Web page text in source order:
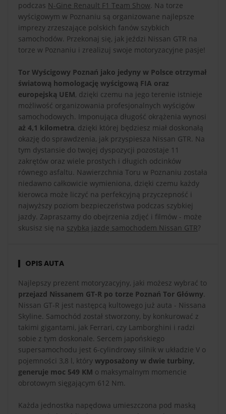
podczas N-Gine Renault F1 Team Show. Na torze
wyścigowym w Poznaniu są organizowane najlepsze
imprezy zrzeszające polskich fanów szybkich
samochodów. Przekonaj się, jak jeździ Nissan GTR na
torze w Poznaniu i zrealizuj swoje motoryzacyjne pasje!
Tor Wyścigowy Poznań jako jedyny w Polsce otrzymał
światową homologację wyścigową FIA oraz
europejską UEM, dzięki czemu na jego terenie istnieje
możliwość organizowania profesjonalnych wyścigów
samochodowych. Imponująca długość okrążenia wynosi
aż 4,1 kilometra, dzięki której będziesz miał doskonałą
okazję do sprawdzenia, jak przyspiesza Nissan GTR. Na
tym dystansie do twojej dyspozycji pozostaje 11
zakrętów oraz wiele prostych i długich odcinków
równego asfaltu. Nawierzchnia Toru w Poznaniu została
niedawno całkowicie wymieniona, dzięki czemu każdy
kierowca może liczyć na perfekcyjną przyczepność i
najwyższy poziom bezpieczeństwa podczas szybkiej
jazdy. Zapraszamy do obejrzenia zdjęć i filmów - może
skusisz się na szybką jazdę samochodem Nissan GTR?
OPIS AUTA
Najlepszy prezent motoryzacyjny, jaki możesz wybrać to
przejazd Nissanem GT-R po torze Poznań Tor Główny.
Nissan GT-R jest następcą kultowego już auta - Nissana
Skyline. Samochód został stworzony, by konkurować z
takimi gigantami, jak Ferrari, czy Lamborghini i radzi
sobie z tym doskonale. Sercem japońskiego
supersamochodu jest 6-cylindrowy silnik w układzie V o
pojemności 3,8 l, który wyposażony w dwie turbiny,
generuje moc 549 KM o maksymalnym momencie
obrotowym sięgającym 612 Nm.
Każda jednostka napędowa umieszczona pod maską